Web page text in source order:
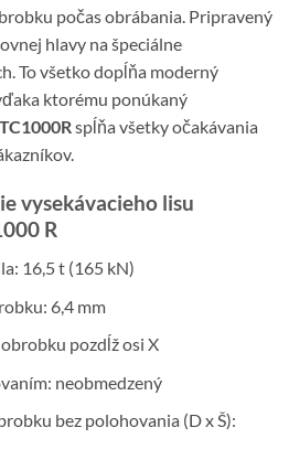
počas obrábania. Pripravený
hlavy na špeciálne
To všetko dopĺňa moderný
ktorému ponúkaný
spĺňa všetky očakávania
vysekávacieho lisu
R
16,5 t (165 kN)
6,4 mm
pozdĺž osi X
neobmedzený
bez polohovania (D x Š):